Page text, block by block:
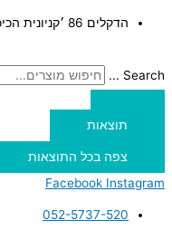
הדקלים 86 ׳קניונית הכיכר׳ פרדס חנה
Search ...
תוצאות
צפה בכל התוצאות
Facebook Instagram
052-5737-520